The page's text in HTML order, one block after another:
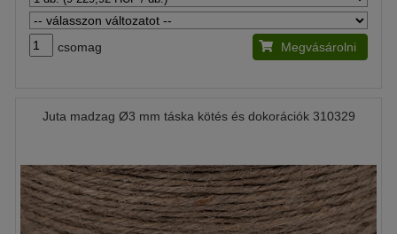
csomag Megvásárolni
Juta madzag Ø3 mm táska kötés és dokorációk 310329